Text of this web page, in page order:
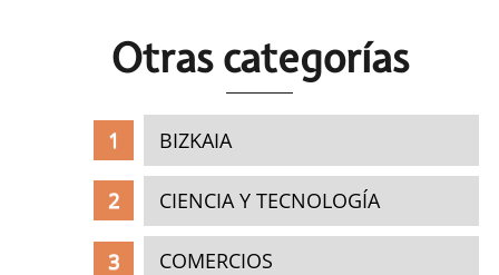
Otras categorías
BIZKAIA
CIENCIA Y TECNOLOGÍA
COMERCIOS